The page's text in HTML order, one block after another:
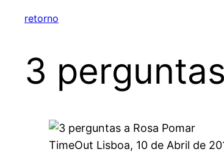
retorno
3
TimeOut Lisboa, 10 de Abril de